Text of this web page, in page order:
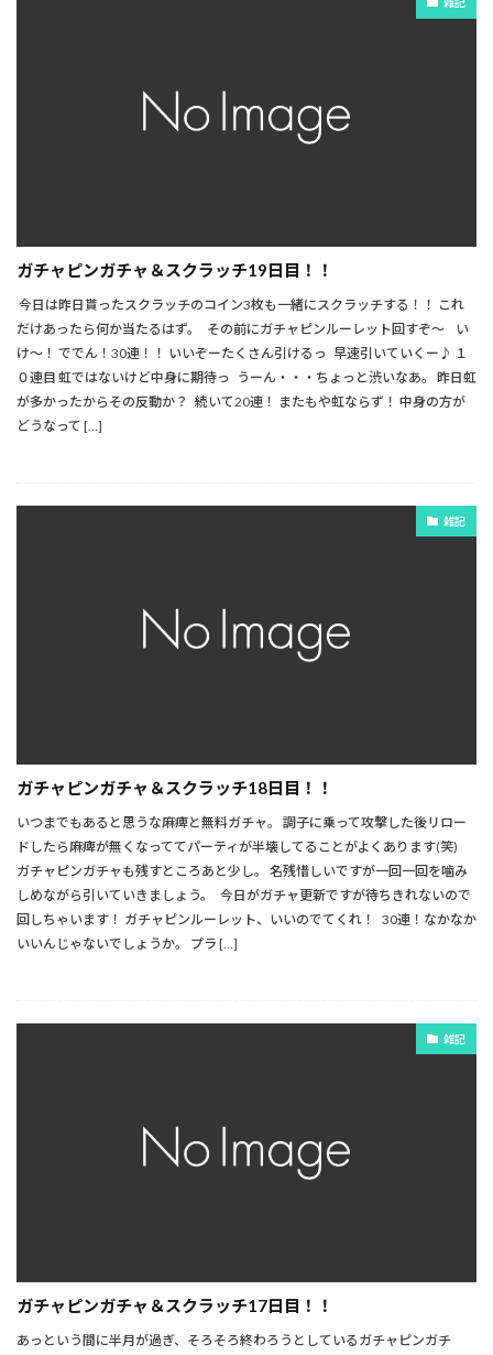
ガチャピンガチャ＆スクラッチ19日目！！
今日は昨日貰ったスクラッチのコイン3枚も一緒にスクラッチする！！ これ
だけあったら何か当たるはず。 その前にガチャピンルーレット回すぞ～ い
け～！ ででん！30連！！ いいぞーたくさん引けるっ 早速引いていくー♪ １
０連目 虹ではないけど中身に期待っ うーん・・・ちょっと渋いなあ。 昨日虹
が多かったからその反動か？ 続いて20連！ またもや虹ならず！ 中身の方が
どうなって […]
雑記
ガチャピンガチャ＆スクラッチ18日目！！
いつまでもあると思うな麻痺と無料ガチャ。 調子に乗って攻撃した後リロー
ドしたら麻痺が無くなっててパーティが半壊してることがよくあります(笑)
ガチャピンガチャも残すところあと少し。 名残惜しいですが一回一回を噛み
しめながら引いていきましょう。 今日がガチャ更新ですが待ちきれないので
回しちゃいます！ ガチャピンルーレット、いいのでてくれ！ 30連！なかなか
いいんじゃないでしょうか。 プラ […]
雑記
ガチャピンガチャ＆スクラッチ17日目！！
あっという間に半月が過ぎ、そろそろ終わろうとしているガチャピンガチ